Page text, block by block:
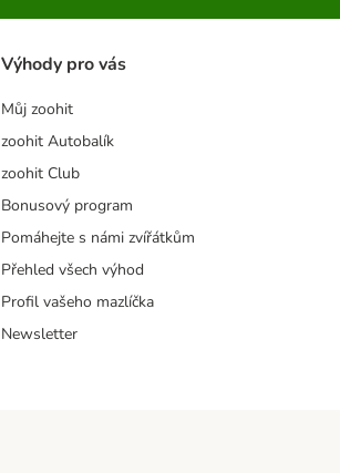
Výhody pro vás
Můj zoohit
zoohit Autobalík
zoohit Club
Bonusový program
Pomáhejte s námi zvířátkům
Přehled všech výhod
Profil vašeho mazlíčka
Newsletter